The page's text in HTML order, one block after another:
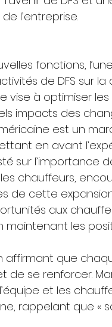
l’entreprise.
fonctions,
de DFS sur
vise à optimiser
impacts des
est un
en avant
sur l’importance
chauffeurs,
de cette
aux
les
affirmant que
de se renforcer.
et les
rappelant que «